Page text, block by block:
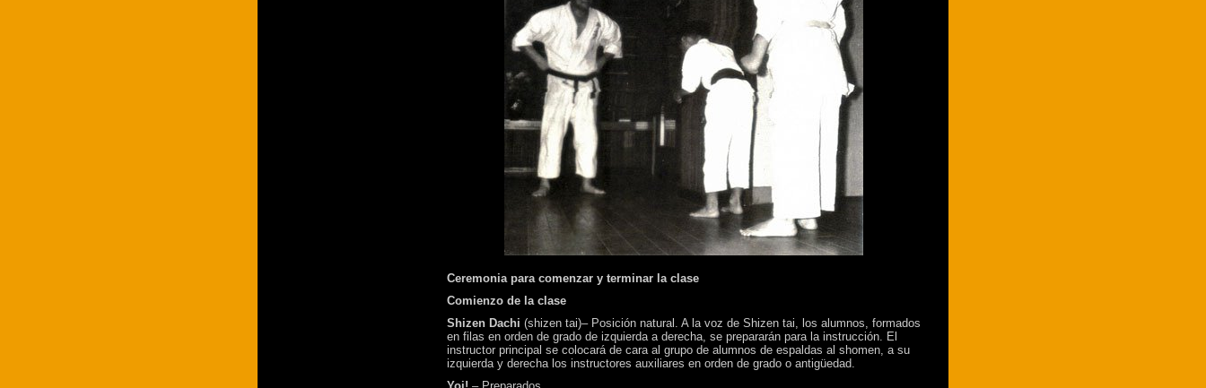
Ceremonia para comenzar y terminar la clase
Comienzo de la clase
Shizen Dachi (shizen tai)– Posición natural. A la voz de Shizen tai, los alumnos, formados
en filas en orden de grado de izquierda a derecha, se prepararán para la instrucción. El
instructor principal se colocará de cara al grupo de alumnos de espaldas al shomen, a su
izquierda y derecha los instructores auxiliares en orden de grado o antigüedad.